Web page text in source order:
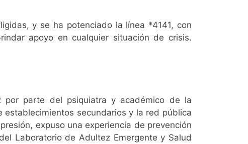
y se ha potenciado la línea *4141, con
apoyo en cualquier situación de crisis.
por parte del psiquiatra y académico de la
secundarios y la red pública
expuso una experiencia de prevención
Laboratorio de Adultez Emergente y Salud